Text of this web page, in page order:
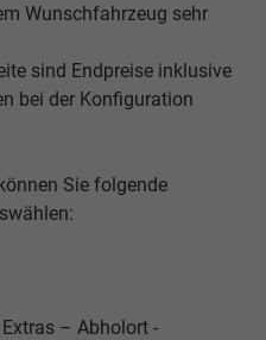
Wunschfahrzeug sehr
sind Endpreise inklusive
bei der Konfiguration
Sie folgende
– Abholort -